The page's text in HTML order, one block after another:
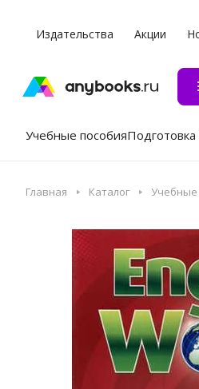
Издательства Акции
Учебные пособияПодготовка
Главная Каталог Учебные